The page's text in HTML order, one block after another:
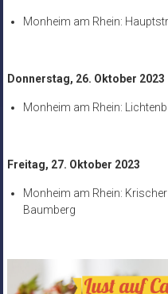
Monheim am Rhein:
Donnerstag, 26. Oktober 2023
Monheim am Rhein:
Freitag, 27. Oktober 2023
Monheim am Rhein:
Baumberg